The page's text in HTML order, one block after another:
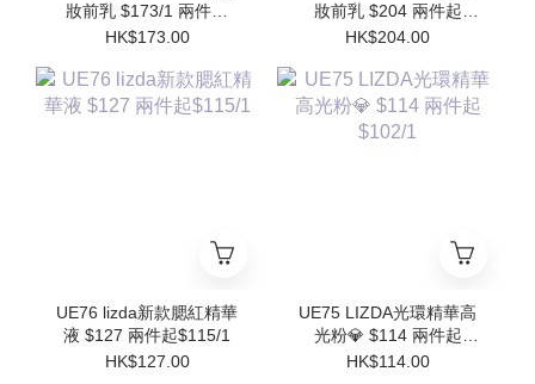
妝前乳 $173/1 兩件起
$155/1 件
HK$173.00
妝前乳 $204 兩件起
$184/1
HK$204.00
UE76 lizda新款腮紅精華
液 $127 兩件起$115/1
HK$127.00
UE75 LIZDA光環精華高
光粉💎 $114 兩件起
$102/1
HK$114.00